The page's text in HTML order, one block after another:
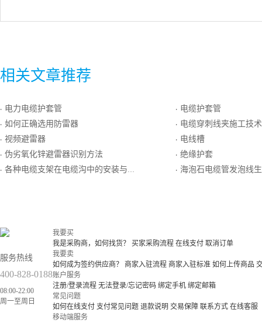
相关文章推荐
· 电力电缆护套管
· 如何正确选用防雷器
· 视频避雷器
· 伪劣氧化锌避雷器识别方法
· 各种电缆支架在电缆沟中的安装与使用
· 电缆护套管
· 电缆穿刺线夹施工技术
· 电线槽
· 绝缘护套
· 海泡石电缆管发泡线生
服务热线
400-828-0188
08:00-22:00
周一至周日
我要买
我是采购商，如何找货？
买家采购流程 在线支付 取消订单
我要卖
如何成为签约供应商？
商家入驻流程 商家入驻标准 如何上传商品
账户服务
注册/登录流程 无法登录/忘记密码 绑定手机 绑定邮箱
常见问题
如何在线支付 支付常见问题 退款说明 交易保障 联系方式 在线客服
移动端服务